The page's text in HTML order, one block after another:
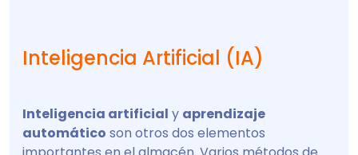
Inteligencia Artificial (IA)
Inteligencia artificial y aprendizaje
automático son otros dos elementos